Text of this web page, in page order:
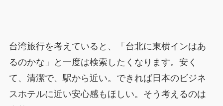
台湾旅行を考えていると、「台北に東横インはあ
るのかな」と一度は検索したくなります。安く
て、清潔で、駅から近い。できれば日本のビジネ
スホテルに近い安心感もほしい。そう考えるのは